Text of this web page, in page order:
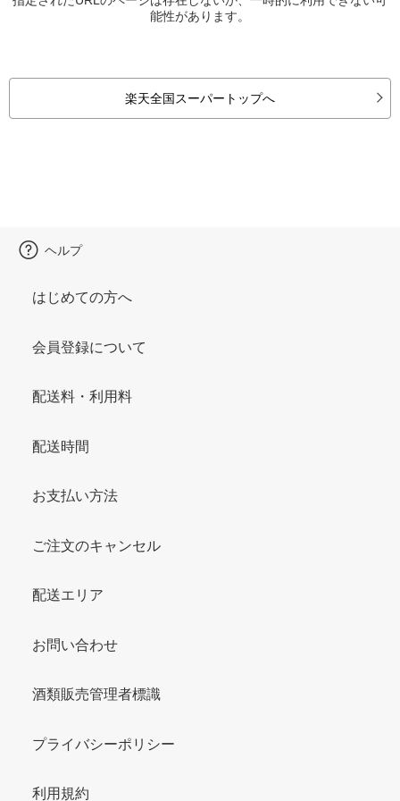
能性があります。
楽天全国スーパートップへ
ヘルプ
はじめての方へ
会員登録について
配送料・利用料
配送時間
お支払い方法
ご注文のキャンセル
配送エリア
お問い合わせ
酒類販売管理者標識
プライバシーポリシー
利用規約